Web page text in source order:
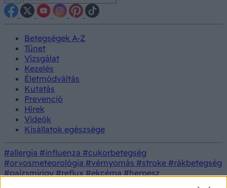
Betegségek A-Z
Tünet
Vizsgálat
Kezelés
Életmódváltás
Kutatás
Prevenció
Hírek
Videók
Kisállatok egészsége
#allergia #influenza #cukorbetegség
#orvosmeteorológia #vérnyomás #stroke #rákbetegség
#pajzsmirigy #reflux #ekcéma #herpesz